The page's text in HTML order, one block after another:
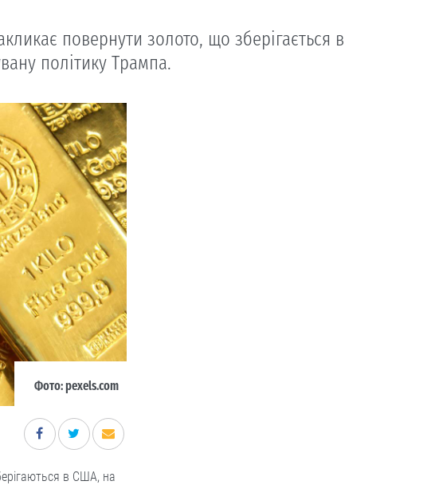
повернути золото, що зберігається в
політику Трампа.
Фото: pexels.com
в США, на